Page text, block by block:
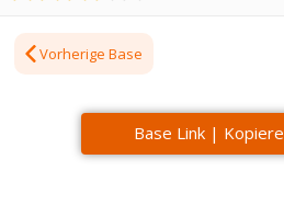
Vorherige Base
Base Link |